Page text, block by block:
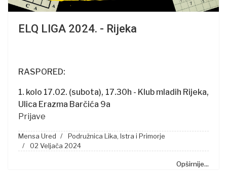
ELQ LIGA 2024. - Rijeka
RASPORED:
1. kolo 17.02. (subota), 17.30h - Klub mladih Rijeka,
Ulica Erazma Barčića 9a
Prijave
Mensa Ured
Podružnica Lika, Istra i Primorje
02 Veljača 2024
Opširnije...